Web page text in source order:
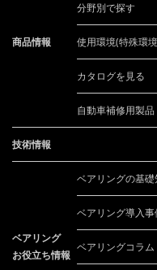
商品情報
分野別で探す
使用環境(特殊環
カタログを見る
自動車補修用製品
技術情報
ベアリング
お役立ち情報
ベアリングの基礎
ベアリング導入
ベアリングコラム